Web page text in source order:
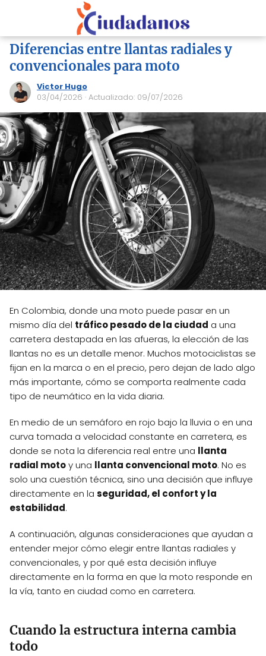
Diferencias entre llantas radiales y
convencionales para moto
Victor Hugo
03/04/2026 · Actualizado: 09/07/2026
En Colombia, donde una moto puede pasar en un
mismo día del tráfico pesado de la ciudad a una
carretera destapada en las afueras, la elección de las
llantas no es un detalle menor. Muchos motociclistas se
fijan en la marca o en el precio, pero dejan de lado algo
más importante, cómo se comporta realmente cada
tipo de neumático en la vida diaria.
En medio de un semáforo en rojo bajo la lluvia o en una
curva tomada a velocidad constante en carretera, es
donde se nota la diferencia real entre una llanta
radial motoy una llanta convencional moto. No es
solo una cuestión técnica, sino una decisión que influye
directamente en la seguridad, el confort y la
estabilidad.
A continuación, algunas consideraciones que ayudan a
entender mejor cómo elegir entre llantas radiales y
convencionales, y por qué esta decisión influye
directamente en la forma en que la moto responde en
la vía, tanto en ciudad como en carretera.
Cuando la estructura interna cambia
todo